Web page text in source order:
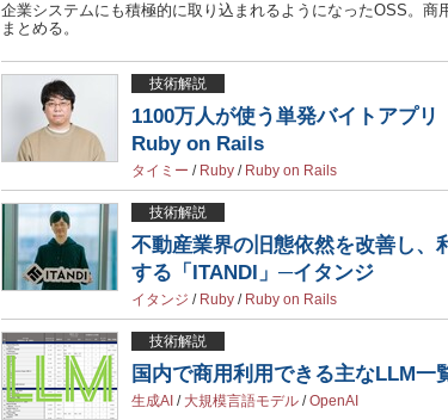
企業システムにも積極的に取り込まれるようになったOSS。商
まとめる。
技術解説
1100万人が使う単発バイトアプ
Ruby on Rails
タイミー / Ruby / Ruby on Rails
技術解説
不動産業界の旧態依然を改善し、
する「ITANDI」─イタンジ
イタンジ / Ruby / Ruby on Rails
技術解説
国内で商用利用できる主なLLM一
生成AI / 大規模言語モデル /OpenAI